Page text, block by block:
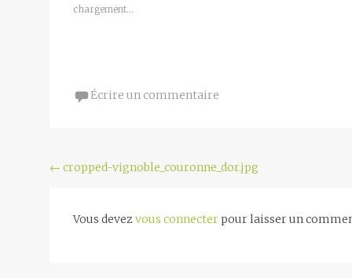
chargement…
Écrire un commentaire
Navigation
l'article
← cropped-vignoble_couronne_dor.jpg
Vous devez vous connecterpour laisser un